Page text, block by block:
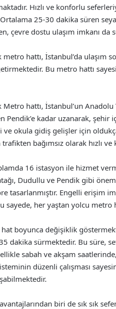
Hızlı ve konforlu
Ortalama 25-30 dakika süren
çevre dostu ulaşım imkanı da
metro hattı, İstanbul’da ulaşım
Bu metro hattı
Metro hattı, İstanbul’un
Pendik’e kadar uzanarak, şehir
okula gidiş gelişler için
bağımsız olarak hızlı
16 istasyon ile hizmet
Dudullu ve Pendik gibi
tasarlanmıştır. Engelli erişim
sayede, her yaştan yolcu
boyunca değişiklik
dakika sürmektedir. Bu süre,
sabah ve akşam
düzenli çalışması
biri de sık sık